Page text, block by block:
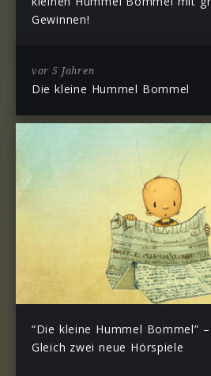
Gewinnen!
vor 5 Jahren
Die kleine Hummel Bommel
“Die kleine Hummel Bommel”
Gleich zwei neue Hörspiele